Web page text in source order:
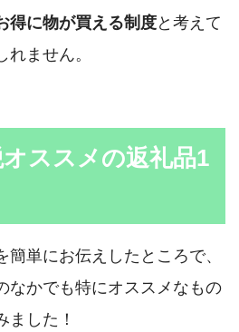
得に物が買える制度と考えて
れません。
ススメの返礼品1
単にお伝えしたところで、
なかでも特にオススメなもの
ました！